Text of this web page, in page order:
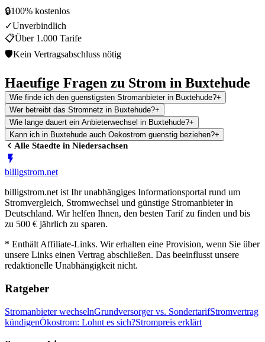
🔒100% kostenlos
✓Unverbindlich
📋Über 1.000 Tarife
🛡Kein Vertragsabschluss nötig
Haeufige Fragen zu Strom in Buxtehude
Wie finde ich den guenstigsten Stromanbieter in Buxtehude?+
Wer betreibt das Stromnetz in Buxtehude?+
Wie lange dauert ein Anbieterwechsel in Buxtehude?+
Kann ich in Buxtehude auch Oekostrom guenstig beziehen?+
Alle Staedte in Niedersachsen
billigstrom.net
billigstrom.net ist Ihr unabhängiges Informationsportal rund um
Stromvergleich, Stromwechsel und günstige Stromanbieter in
Deutschland. Wir helfen Ihnen, den besten Tarif zu finden und bis
zu 500 € jährlich zu sparen.
* Enthält Affiliate-Links. Wir erhalten eine Provision, wenn Sie über
unsere Links einen Vertrag abschließen. Das beeinflusst unsere
redaktionelle Unabhängigkeit nicht.
Ratgeber
Stromanbieter wechselnGrundversorger vs. SondertarifStromvertrag
kündigenÖkostrom: Lohnt es sich?Strompreis erklärt